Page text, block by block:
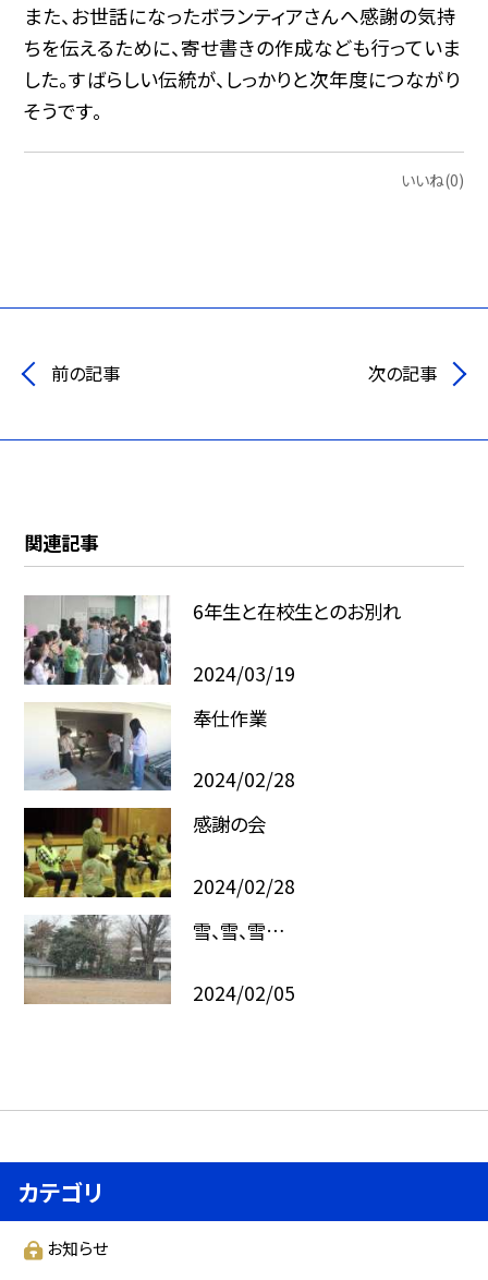
また、お世話になったボランティアさんへ感謝の気持
ちを伝えるために、寄せ書きの作成なども行っていま
した。すばらしい伝統が、しっかりと次年度につながり
そうです。
いいね(0)
前の記事 次の記事
関連記事
6年生と在校生とのお別れ
2024/03/19
奉仕作業
2024/02/28
感謝の会
2024/02/28
雪、雪、雪…
2024/02/05
カテゴリ
お知らせ